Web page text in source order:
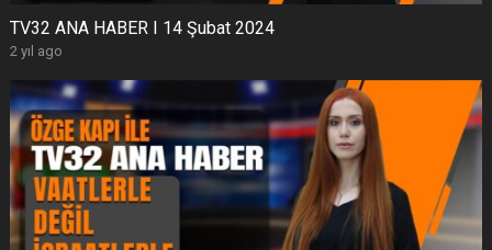
TV32 ANA HABER I 14 Şubat 2024
2 yıl ago